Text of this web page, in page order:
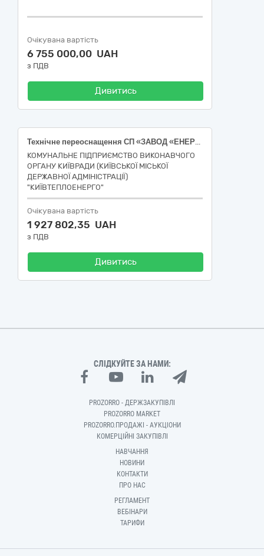
Очікувана вартість
6 755 000,00 UAH
з ПДВ
Дивитись
Технічне переоснащення СП «ЗАВОД «ЕНЕРГІЯ» КП «КИЇВТЕПЛОЕНЕРГО» на вул. Колекторній, 44 у Дарницькому районі м. Києва в частині системи очищення димових газів. Коригування проєкту
КОМУНАЛЬНЕ ПІДПРИЄМСТВО ВИКОНАВЧОГО
ОРГАНУ КИЇВРАДИ (КИЇВСЬКОЇ МІСЬКОЇ
ДЕРЖАВНОЇ АДМІНІСТРАЦІЇ)
"КИЇВТЕПЛОЕНЕРГО"
Очікувана вартість
1 927 802,35 UAH
з ПДВ
Дивитись
СЛІДКУЙТЕ ЗА НАМИ:
PROZORRO - ДЕРЖЗАКУПІВЛІ
PROZORRO MARKET
PROZORRO.ПРОДАЖІ - АУКЦІОНИ
КОМЕРЦІЙНІ ЗАКУПІВЛІ
НАВЧАННЯ
НОВИНИ
КОНТАКТИ
ПРО НАС
РЕГЛАМЕНТ
ВЕБІНАРИ
ТАРИФИ